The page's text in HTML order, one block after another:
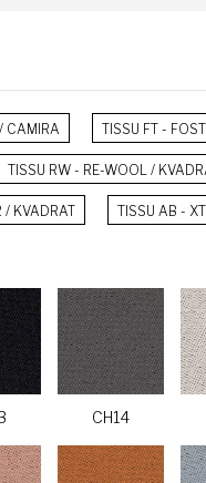
CAMIRA TISSU FT -
TISSU RW - RE-WOOL /
/ KVADRAT TISSU AB -
CH14